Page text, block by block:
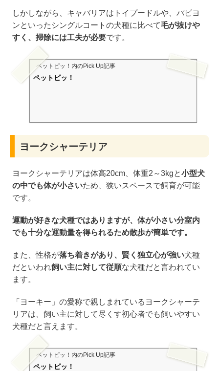
しかしながら、キャバリアはトイプードルや、パピヨ
ンといったシングルコートの犬種に比べて毛が抜けや
すく、掃除には工夫が必要です。
ペットピッ！ 内のPick Up記事
ペットピッ！
ヨークシャーテリア
ヨークシャーテリアは体高20cm、体重2～3kgと小型犬
の中でも体が小さいため、狭いスペースで飼育が可能
です。
運動が好きな犬種ではありますが、体が小さい分室内
でも十分な運動量を得られるため散歩が簡単です。
また、性格が落ち着きがあり、賢く独立心が強い犬種
だといわれ飼い主に対して従順な犬種だと言われてい
ます。
「ヨーキー」の愛称で親しまれているヨークシャーテ
リアは、飼い主に対して尽くす初心者でも飼いやすい
犬種だと言えます。
ペットピッ！ 内のPick Up記事
ペットピッ！